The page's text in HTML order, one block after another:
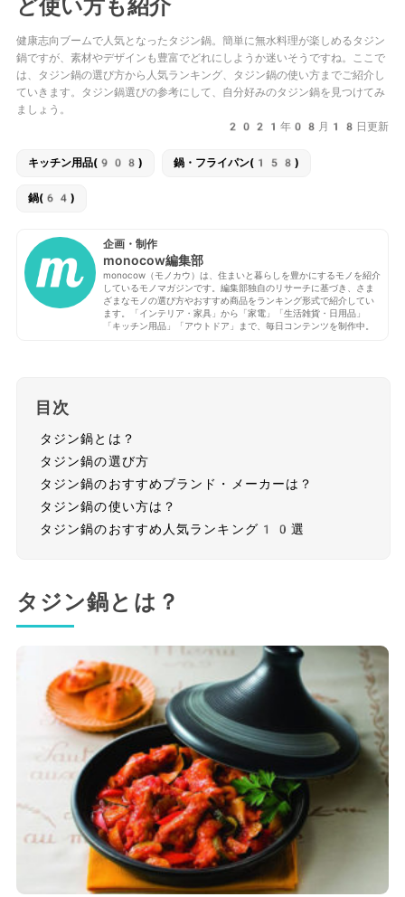
ど使い方も紹介
健康志向ブームで人気となったタジン鍋。簡単に無水料理が楽しめるタジン
鍋ですが、素材やデザインも豊富でどれにしようか迷いそうですね。ここで
は、タジン鍋の選び方から人気ランキング、タジン鍋の使い方までご紹介し
ていきます。タジン鍋選びの参考にして、自分好みのタジン鍋を見つけてみ
ましょう。
2021年08月18日更新
キッチン用品(908) 鍋・フライパン(158)
鍋(64)
企画・制作
monocow編集部
monocow（モノカウ）は、住まいと暮らしを豊かにするモノを紹介
しているモノマガジンです。編集部独自のリサーチに基づき、さま
ざまなモノの選び方やおすすめ商品をランキング形式で紹介してい
ます。「インテリア・家具」から「家電」「生活雑貨・日用品」
「キッチン用品」「アウトドア」まで、毎日コンテンツを制作中。
目次
タジン鍋とは？
タジン鍋の選び方
タジン鍋のおすすめブランド・メーカーは？
タジン鍋の使い方は？
タジン鍋のおすすめ人気ランキング10選
タジン鍋とは？